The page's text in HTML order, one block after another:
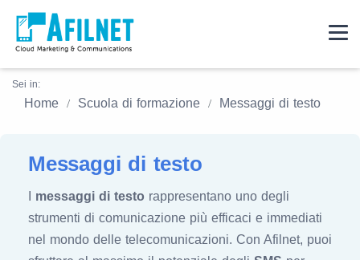
Sei in:
Home Scuola di formazione Messaggi di testo
Messaggi di testo
messaggi di testo rappresentano uno degli
strumenti di comunicazione più efficaci e immediati
nel mondo delle telecomunicazioni. Con Afilnet, puoi